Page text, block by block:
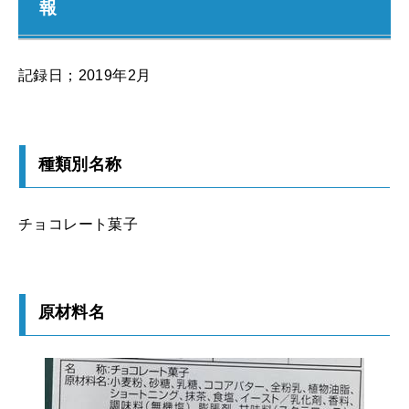
報
記録日；2019年2月
種類別名称
チョコレート菓子
原材料名